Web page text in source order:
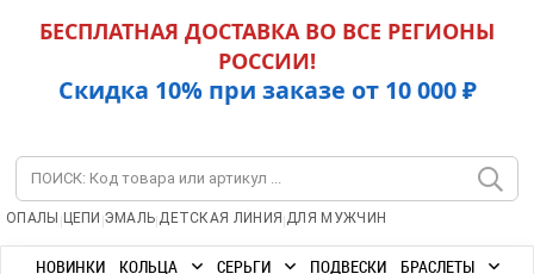
БЕСПЛАТНАЯ ДОСТАВКА ВО ВСЕ РЕГИОНЫ
РОССИИ!
Скидка 10% при заказе от 10 000 ₽
ОПАЛЫ | ЦЕПИ |ЭМАЛЬ|ДЕТСКАЯ ЛИНИЯ |ДЛЯ МУЖЧИН
НОВИНКИ КОЛЬЦА СЕРЬГИ ПОДВЕСКИ
БРАСЛЕТЫ